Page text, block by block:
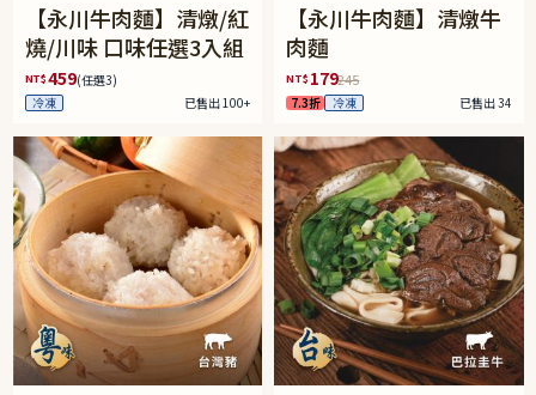
【永川牛肉麵】清燉/紅
燒/川味 口味任選3入組
NT$459(任選3)
冷凍
已售出 100+
【永川牛肉麵】清燉牛
肉麵
NT$ 179245
7.3折 冷凍 已售出 34